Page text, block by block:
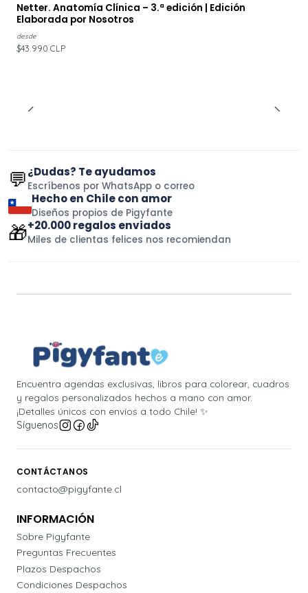
Netter. Anatomía Clínica – 3.ª edición | Edición
Elaborada por Nosotros
desde
$43.990 CLP
💬¿Dudas? Te ayudamos
Escríbenos por WhatsApp o correo
Hecho en Chile con amor
Diseños propios de Pigyfante
🎁+20.000 regalos enviados
Miles de clientas felices nos recomiendan
Encuentra agendas exclusivas, libros para colorear, cuadros
y regalos personalizados hechos a mano con amor.
¡Detalles únicos con envíos a todo Chile! ✨
Síguenos
CONTÁCTANOS
contacto@pigyfante.cl
INFORMACIÓN
Sobre Pigyfante
Preguntas Frecuentes
Plazos Despachos
Condiciones Despachos